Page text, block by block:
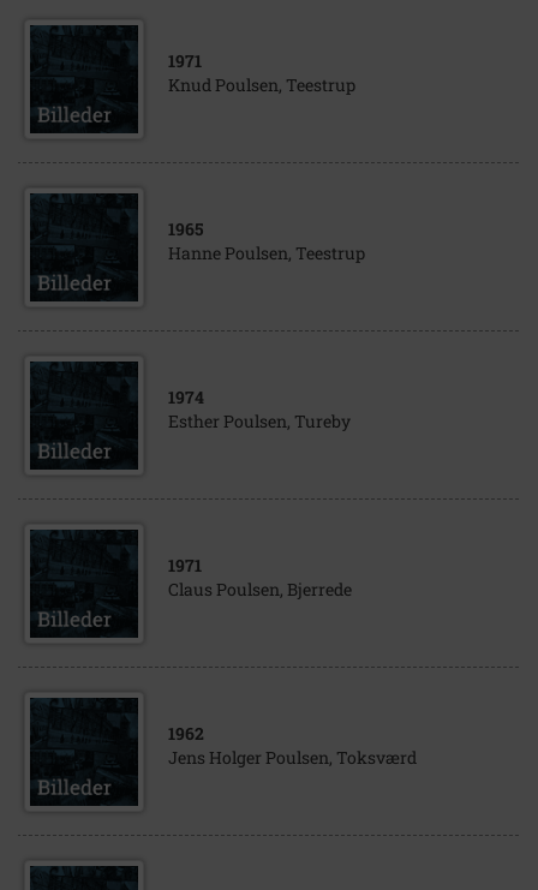
1971
Knud Poulsen, Teestrup
1965
Hanne Poulsen, Teestrup
1974
Esther Poulsen, Tureby
1971
Claus Poulsen, Bjerrede
1962
Jens Holger Poulsen, Toksværd